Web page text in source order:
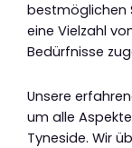
bestmöglichen
eine Vielzahl
Bedürfnisse
Unsere
um alle
Tyneside. Wir